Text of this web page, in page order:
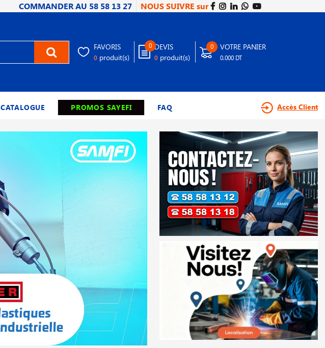
COMMANDER AU 58 58 13 27 NOUS SUIVRE sur
FAVORIS
0 produit(s)
0 DEVIS
0 produit(s)
0 VOTRE PANIER
0.000 DT
CATALOGUE PROMOS SAYEFI FAQ Accès Client